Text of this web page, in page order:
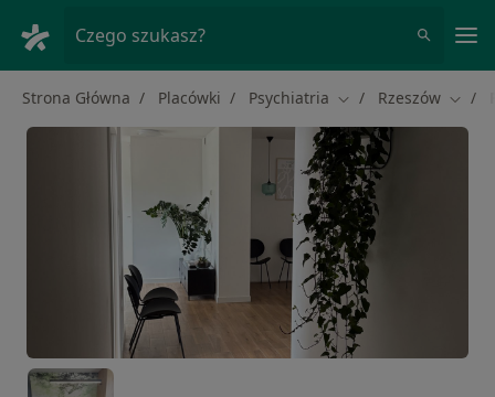
Czego szukasz?
Strona Główna Placówki Psychiatria Zmień miasto
Rzeszów